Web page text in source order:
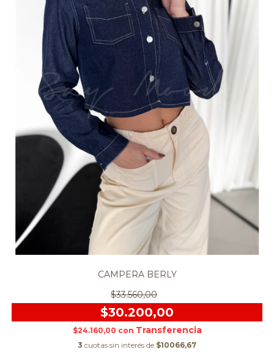
CAMPERA BERLY
$33.560,00
$30.200,00
$24.160,00 con
3 cuotas sin interés de $10066,67